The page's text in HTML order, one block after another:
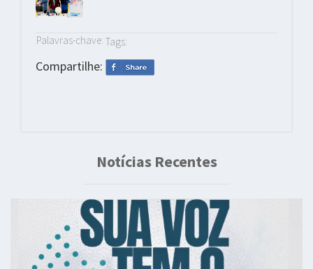
Palavras-chave: Tags:
Compartilhe:
Notícias Recentes